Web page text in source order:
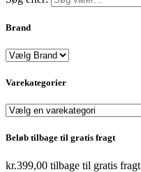
Brand
Varekategorier
Beløb tilbage til gratis fragt
kr.399,00 tilbage til gratis fragt